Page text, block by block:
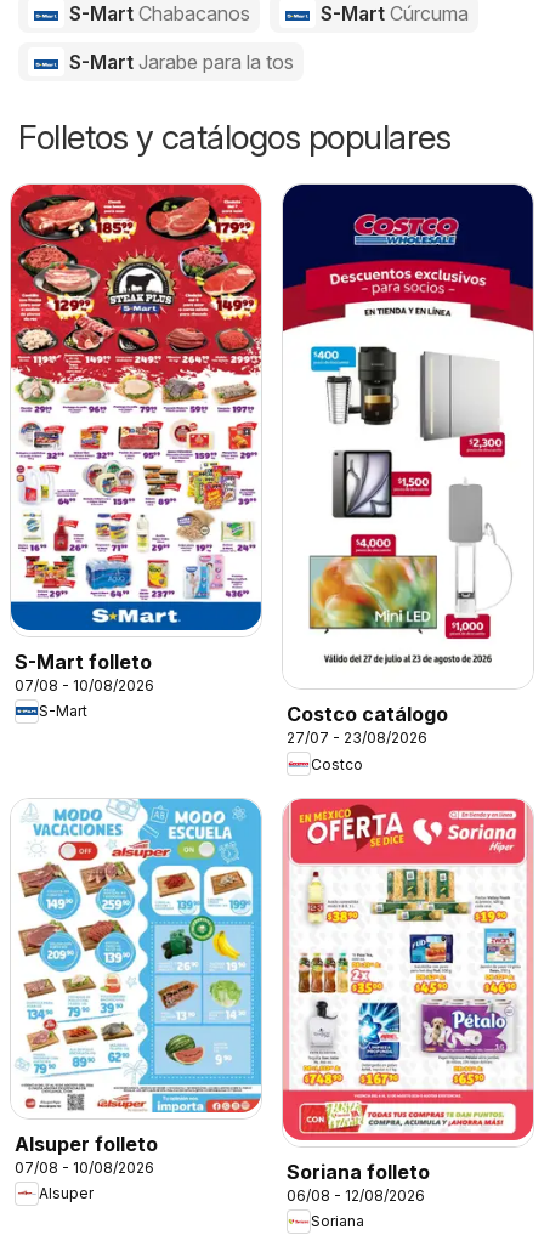
S-Mart Chabacanos S-Mart Cúrcuma
S-Mart Jarabe para la tos
Folletos y catálogos populares
S-Mart folleto
07/08 - 10/08/2026
S-Mart
Costco catálogo
27/07 - 23/08/2026
Costco
Alsuper folleto
07/08 - 10/08/2026
Alsuper
Soriana folleto
06/08 - 12/08/2026
Soriana